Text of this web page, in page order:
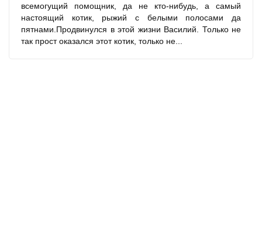
всемогущий помощник, да не кто-нибудь, а самый
настоящий котик, рыжий с белыми полосами да
пятнами.Продвинулся в этой жизни Василий. Только не
так прост оказался этот котик, только не...